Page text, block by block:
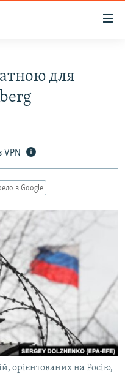
для
VPN
в Google
орієнтованих на Росію,